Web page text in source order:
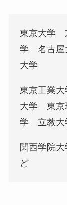
東京大学
学 名古
大学
東京工業
大学 東京
学 立教大
関西学院
ど